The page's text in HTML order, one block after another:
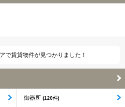
で賃貸物件が見つかりました！
御器所 (120件)